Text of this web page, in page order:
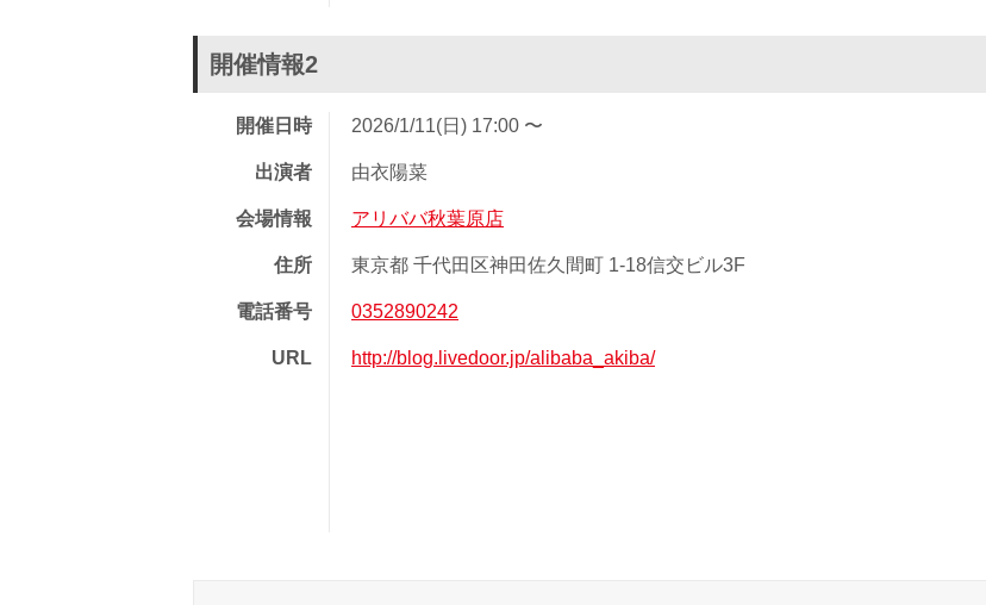
開催情報2
開催日時 2026/1/11(日) 17:00 〜
出演者 由衣陽菜
会場情報 アリババ秋葉原店
住所 東京都 千代田区神田佐久間町 1-18信交ビル3F
電話番号 0352890242
URL http://blog.livedoor.jp/alibaba_akiba/